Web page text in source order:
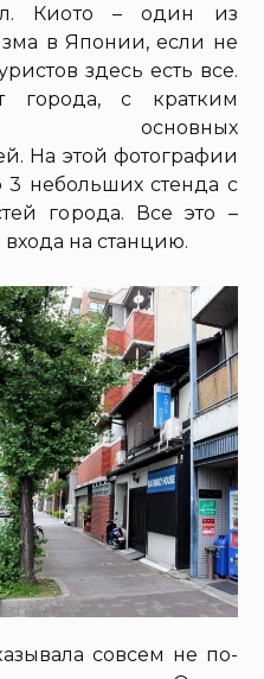
Киото – один из
в Японии, если не
здесь есть все.
города, с кратким
основных
На этой фотографии
небольших стенда с
города. Все это –
на станцию.
совсем не по-